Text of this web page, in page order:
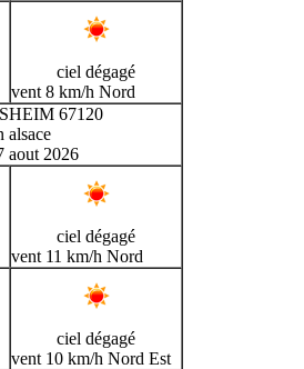
ciel dégagé
vent 8 km/h Nord
67120
alsace
aout 2026
ciel dégagé
vent 11 km/h Nord
ciel dégagé
vent 10 km/h Nord Est